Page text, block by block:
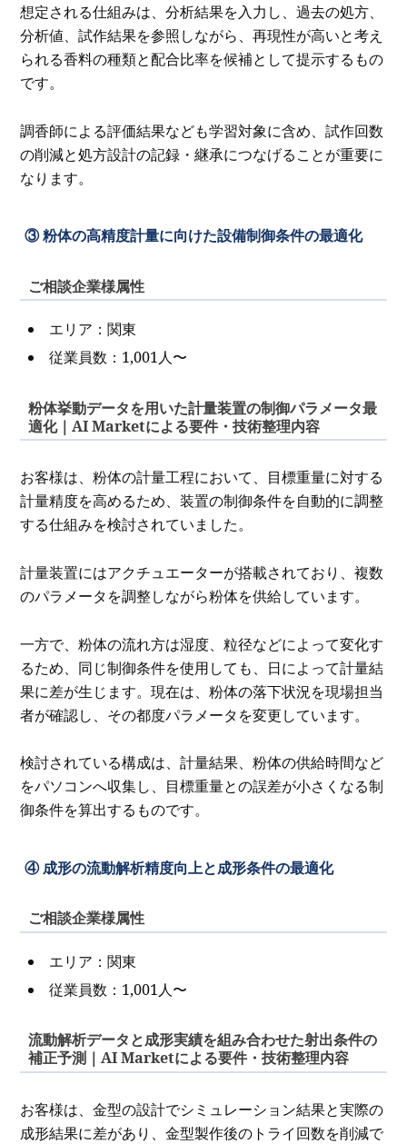
想定される仕組みは、分析結果を入力し、過去の処方、
分析値、試作結果を参照しながら、再現性が高いと考え
られる香料の種類と配合比率を候補として提示するもの
です。
調香師による評価結果なども学習対象に含め、試作回数
の削減と処方設計の記録・継承につなげることが重要に
なります。
③ 粉体の高精度計量に向けた設備制御条件の最適化
ご相談企業様属性
エリア：関東
従業員数：1,001人〜
粉体挙動データを用いた計量装置の制御パラメータ最
適化｜AI Marketによる要件・技術整理内容
お客様は、粉体の計量工程において、目標重量に対する
計量精度を高めるため、装置の制御条件を自動的に調整
する仕組みを検討されていました。
計量装置にはアクチュエーターが搭載されており、複数
のパラメータを調整しながら粉体を供給しています。
一方で、粉体の流れ方は湿度、粒径などによって変化す
るため、同じ制御条件を使用しても、日によって計量結
果に差が生じます。現在は、粉体の落下状況を現場担当
者が確認し、その都度パラメータを変更しています。
検討されている構成は、計量結果、粉体の供給時間など
をパソコンへ収集し、目標重量との誤差が小さくなる制
御条件を算出するものです。
④ 成形の流動解析精度向上と成形条件の最適化
ご相談企業様属性
エリア：関東
従業員数：1,001人〜
流動解析データと成形実績を組み合わせた射出条件の
補正予測｜AI Marketによる要件・技術整理内容
お客様は、金型の設計でシミュレーション結果と実際の
成形結果に差があり、金型製作後のトライ回数を削減で